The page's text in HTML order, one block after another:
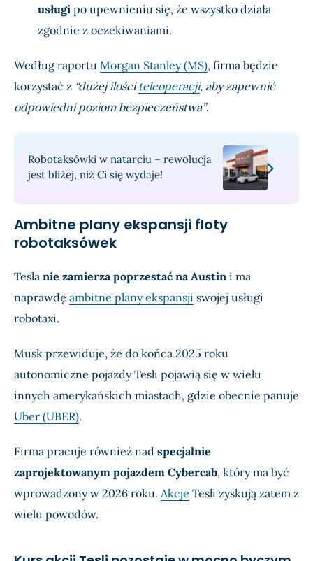
usługi po upewnieniu się, że wszystko działa
zgodnie z oczekiwaniami.
Według raportu Morgan Stanley (MS), firma będzie
korzystać z “dużej ilości teleoperacji, aby zapewnić
odpowiedni poziom bezpieczeństwa”.
Robotaksówki w natarciu – rewolucja
jest bliżej, niż Ci się wydaje!
Ambitne plany ekspansji floty
robotaksówek
Tesla nie zamierza poprzestać na Austin i ma
naprawdę ambitne plany ekspansji swojej usługi
robotaxi.
Musk przewiduje, że do końca 2025 roku
autonomiczne pojazdy Tesli pojawią się w wielu
innych amerykańskich miastach, gdzie obecnie panuje
Uber (UBER).
Firma pracuje również nad specjalnie
zaprojektowanym pojazdem Cybercab, który ma być
wprowadzony w 2026 roku. Akcje Tesli zyskują zatem z
wielu powodów.